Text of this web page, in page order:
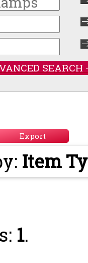
SEARCH
Item
1.